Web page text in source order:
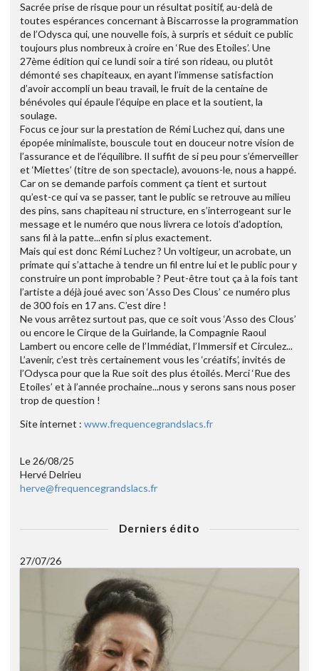
Sacrée prise de risque pour un résultat positif, au-delà de
toutes espérances concernant à Biscarrosse la programmation
de l’Odysca qui, une nouvelle fois, à surpris et séduit ce public
toujours plus nombreux à croire en ‘Rue des Etoiles’. Une
27ème édition qui ce lundi soir a tiré son rideau, ou plutôt
démonté ses chapiteaux, en ayant l’immense satisfaction
d’avoir accompli un beau travail, le fruit de la centaine de
bénévoles qui épaule l’équipe en place et la soutient, la
soulage.
Focus ce jour sur la prestation de Rémi Luchez qui, dans une
épopée minimaliste, bouscule tout en douceur notre vision de
l’assurance et de l’équilibre. Il suffit de si peu pour s’émerveiller
et ‘Miettes’ (titre de son spectacle), avouons-le, nous a happé.
Car on se demande parfois comment ça tient et surtout
qu’est-ce qui va se passer, tant le public se retrouve au milieu
des pins, sans chapiteau ni structure, en s’interrogeant sur le
message et le numéro que nous livrera ce lotois d’adoption,
sans fil à la patte...enfin si plus exactement.
Mais qui est donc Rémi Luchez ? Un voltigeur, un acrobate, un
primate qui s’attache à tendre un fil entre lui et le public pour y
construire un pont improbable ? Peut-être tout ça à la fois tant
l’artiste a déjà joué avec son ‘Asso Des Clous’ ce numéro plus
de 300 fois en 17 ans. C’est dire !
Ne vous arrêtez surtout pas, que ce soit vous ‘Asso des Clous’
ou encore le Cirque de la Guirlande, la Compagnie Raoul
Lambert ou encore celle de l’Immédiat, l’Immersif et Circulez...
L’avenir, c’est très certainement vous les ‘créatifs’, invités de
l’Odysca pour que la Rue soit des plus étoilés. Merci ‘Rue des
Etoiles’ et à l’année prochaine...nous y serons sans nous poser
trop de question !
Site internet : www.frequencegrandslacs.fr
Le 26/08/25
Hervé Delrieu
herve@frequencegrandslacs.fr
Derniers édito
27/07/26